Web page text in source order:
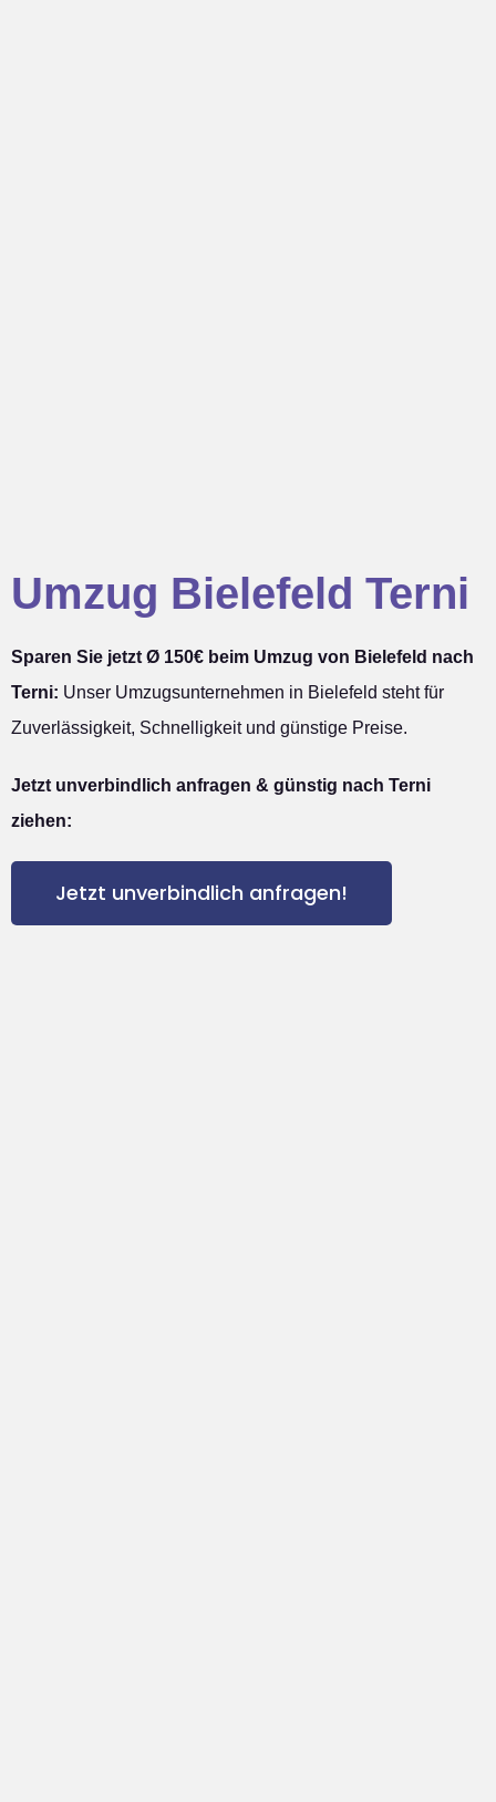
Umzug Bielefeld Terni
Sparen Sie jetzt Ø 150€ beim Umzug von Bielefeld nach
Terni: Unser Umzugsunternehmen in Bielefeld steht für
Zuverlässigkeit, Schnelligkeit und günstige Preise.
Jetzt unverbindlich anfragen & günstig nach Terni
ziehen:
Jetzt unverbindlich anfragen!